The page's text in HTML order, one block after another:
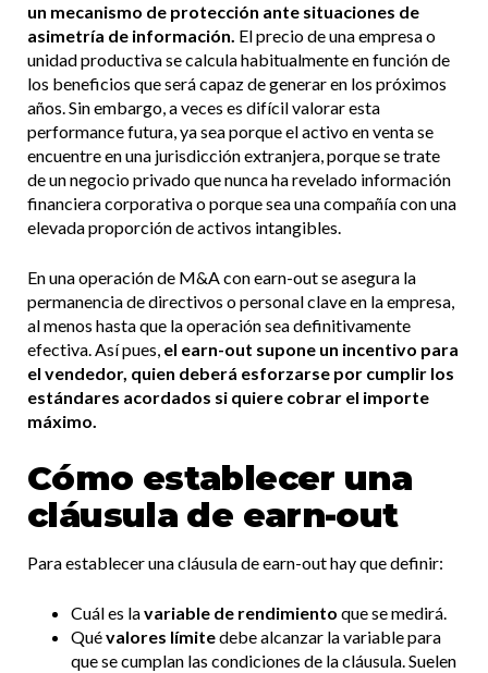
un mecanismo de protección ante situaciones de
asimetría de información. El precio de una empresa o
unidad productiva se calcula habitualmente en función de
los beneficios que será capaz de generar en los próximos
años. Sin embargo, a veces es difícil valorar esta
performance futura, ya sea porque el activo en venta se
encuentre en una jurisdicción extranjera, porque se trate
de un negocio privado que nunca ha revelado información
financiera corporativa o porque sea una compañía con una
elevada proporción de activos intangibles.
En una operación de M&A con earn-out se asegura la
permanencia de directivos o personal clave en la empresa,
al menos hasta que la operación sea definitivamente
efectiva. Así pues, el earn-out supone un incentivo para
el vendedor, quien deberá esforzarse por cumplir los
estándares acordados si quiere cobrar el importe
máximo.
Cómo establecer una
cláusula de earn-out
Para establecer una cláusula de earn-out hay que definir:
Cuál es lavariable de rendimiento que se medirá.
Quévalores límitedebe alcanzar la variable para
que se cumplan las condiciones de la cláusula. Suelen